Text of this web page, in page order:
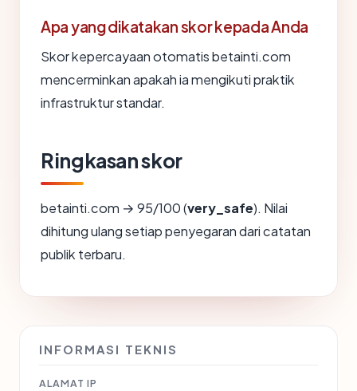
Apa yang dikatakan skor kepada Anda
Skor kepercayaan otomatis betainti.com
mencerminkan apakah ia mengikuti praktik
infrastruktur standar.
Ringkasan skor
betainti.com → 95/100 (very_safe). Nilai
dihitung ulang setiap penyegaran dari catatan
publik terbaru.
INFORMASI TEKNIS
ALAMAT IP